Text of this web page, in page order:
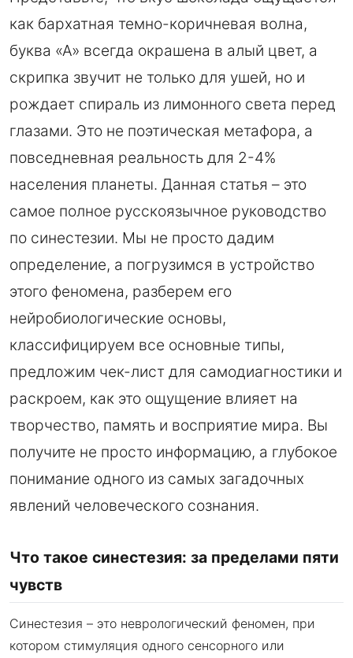
как бархатная темно-коричневая волна,
буква «А» всегда окрашена в алый цвет, а
скрипка звучит не только для ушей, но и
рождает спираль из лимонного света перед
глазами. Это не поэтическая метафора, а
повседневная реальность для 2-4%
населения планеты. Данная статья – это
самое полное русскоязычное руководство
по синестезии. Мы не просто дадим
определение, а погрузимся в устройство
этого феномена, разберем его
нейробиологические основы,
классифицируем все основные типы,
предложим чек-лист для самодиагностики и
раскроем, как это ощущение влияет на
творчество, память и восприятие мира. Вы
получите не просто информацию, а глубокое
понимание одного из самых загадочных
явлений человеческого сознания.
Что такое синестезия: за пределами пяти
чувств
Синестезия – это неврологический феномен, при
котором стимуляция одного сенсорного или